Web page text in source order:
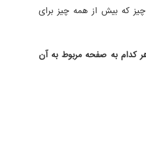
که بیش از همه چیز برای
کدام به صفحه مربوط به آن